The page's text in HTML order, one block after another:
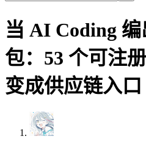
当 AI Coding
包：53 个可注
变成供应链入口